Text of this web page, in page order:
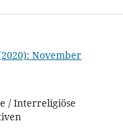
November
/ Interreligiöse